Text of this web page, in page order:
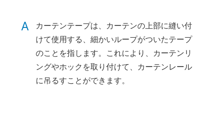
A
カーテンテープは、カーテンの上部に縫い付
けて使用する、細かいループがついたテープ
のことを指します。これにより、カーテンリ
ングやホックを取り付けて、カーテンレール
に吊るすことができます。